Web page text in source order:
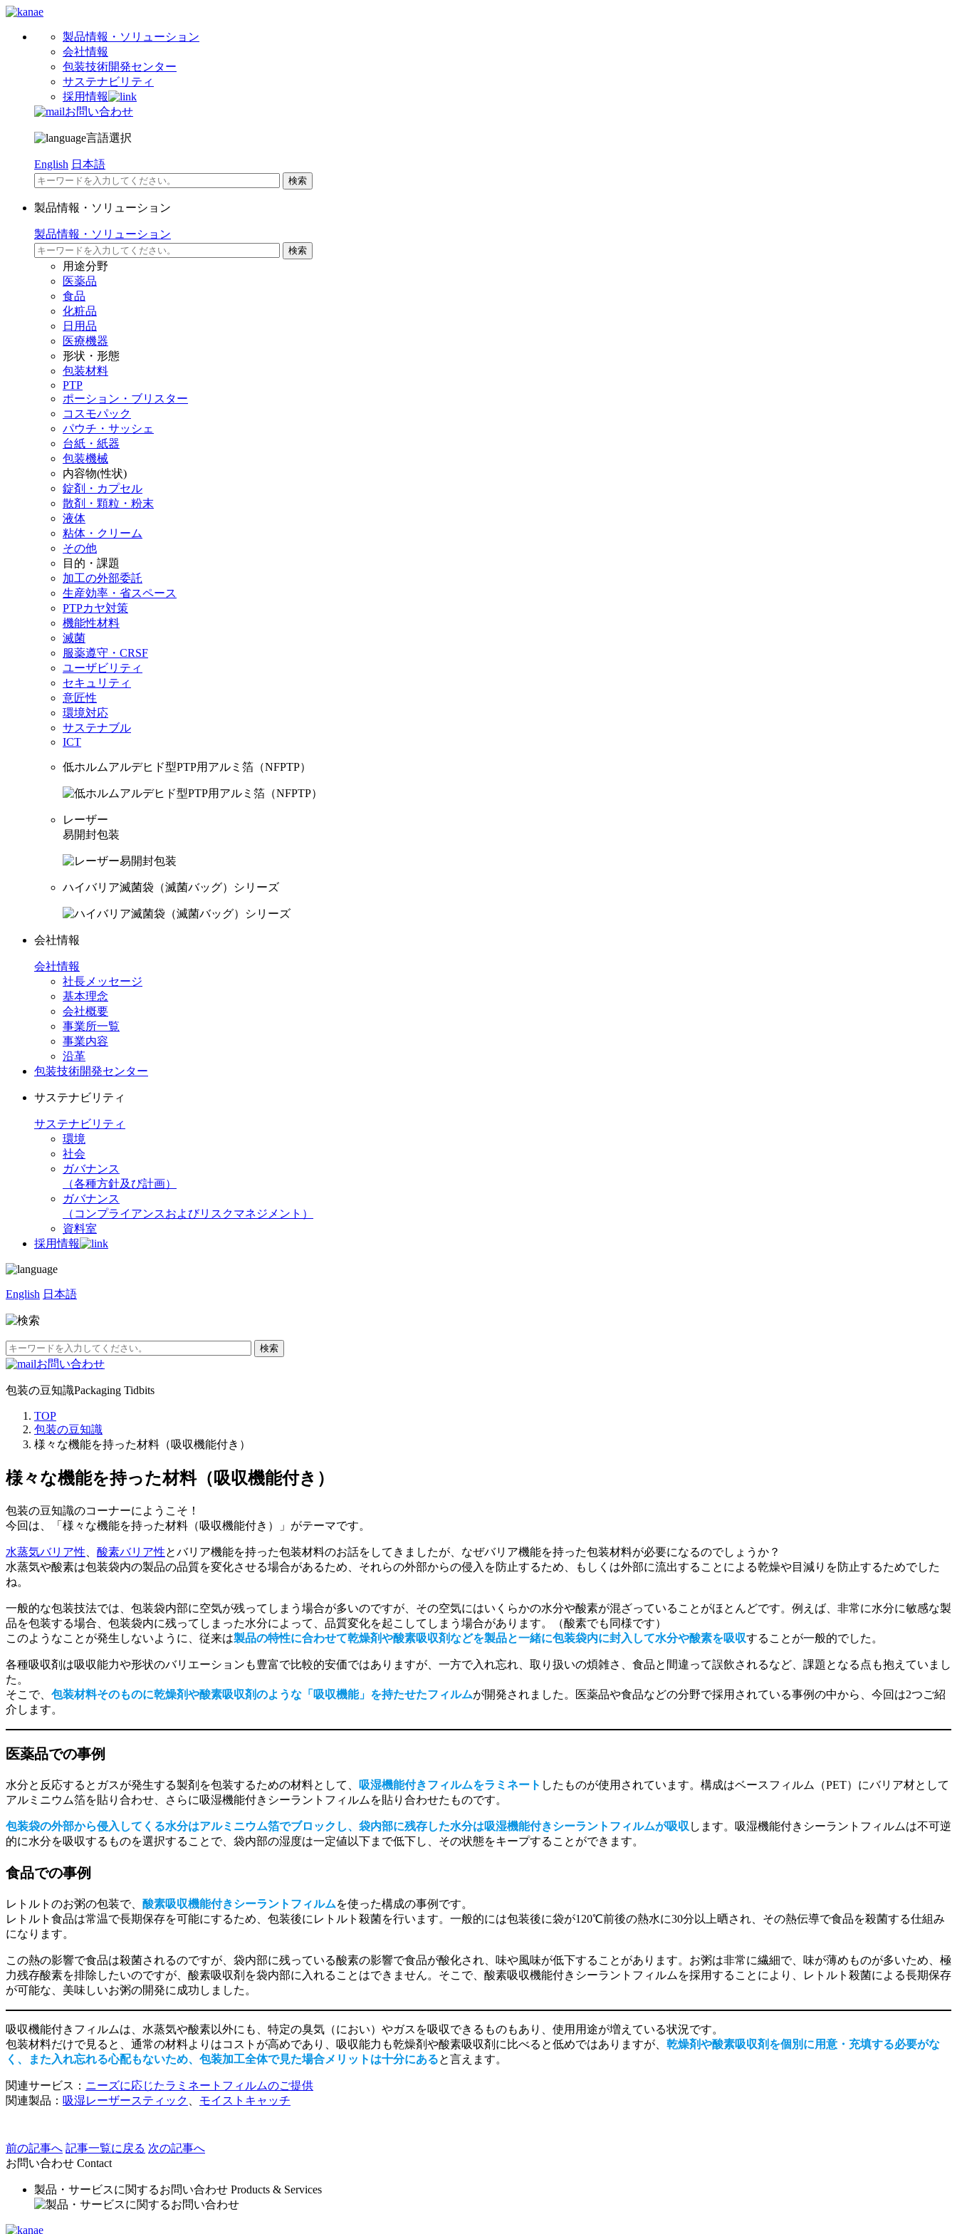
製品情報・ソリューション
会社情報
包装技術開発センター
サステナビリティ
採用情報
お問い合わせ
言語選択
English 日本語
製品情報・ソリューション
製品情報・ソリューション
用途分野
医薬品
食品
化粧品
日用品
医療機器
形状・形態
包装材料
PTP
ポーション・ブリスター
コスモパック
パウチ・サッシェ
台紙・紙器
包装機械
内容物(性状)
錠剤・カプセル
散剤・顆粒・粉末
液体
粘体・クリーム
その他
目的・課題
加工の外部委託
生産効率・省スペース
PTPカヤ対策
機能性材料
滅菌
服薬遵守・CRSF
ユーザビリティ
セキュリティ
意匠性
環境対応
サステナブル
ICT
低ホルムアルデヒド型PTP用アルミ箔（NFPTP）
レーザー
易開封包装
ハイバリア滅菌袋（滅菌バッグ）シリーズ
会社情報
会社情報
社長メッセージ
基本理念
会社概要
事業所一覧
事業内容
沿革
包装技術開発センター
サステナビリティ
サステナビリティ
環境
社会
ガバナンス
（各種方針及び計画）
ガバナンス
（コンプライアンスおよびリスクマネジメント）
資料室
採用情報
English 日本語
お問い合わせ
包装の豆知識Packaging Tidbits
TOP
包装の豆知識
様々な機能を持った材料（吸収機能付き）
様々な機能を持った材料（吸収機能付き）
包装の豆知識のコーナーにようこそ！
今回は、「様々な機能を持った材料（吸収機能付き）」がテーマです。
水蒸気バリア性 酸素バリア性とバリア機能を持った包装材料のお話をしてきましたが、なぜバリア機能を持った包装材料が必要になるのでしょうか？
水蒸気や酸素は包装袋内の製品の品質を変化させる場合があるため、それらの外部からの侵入を防止するため、もしくは外部に流出することによる乾燥や目減りを防止するためでした
ね。
一般的な包装技法では、包装袋内部に空気が残ってしまう場合が多いのですが、その空気にはいくらかの水分や酸素が混ざっていることがほとんどです。例えば、非常に水分に敏感な製
品を包装する場合、包装袋内に残ってしまった水分によって、品質変化を起こしてしまう場合があります。（酸素でも同様です）
このようなことが発生しないように、従来は製品の特性に合わせて乾燥剤や酸素吸収剤などを製品と一緒に包装袋内に封入して水分や酸素を吸収することが一般的でした。
各種吸収剤は吸収能力や形状のバリエーションも豊富で比較的安価ではありますが、一方で入れ忘れ、取り扱いの煩雑さ、食品と間違って誤飲されるなど、課題となる点も抱えていまし
た。
そこで、 包装材料そのものに乾燥剤や酸素吸収剤のような「吸収機能」を持たせたフィルムが開発されました。医薬品や食品などの分野で採用されている事例の中から、今回は2つご紹
介します。
医薬品での事例
水分と反応するとガスが発生する製剤を包装するための材料として、 吸湿機能付きフィルムをラミネート したものが使用されています。構成はベースフィルム（PET）にバリア材として
アルミニウム箔を貼り合わせ、さらに吸湿機能付きシーラントフィルムを貼り合わせたものです。
包装袋の外部から侵入してくる水分はアルミニウム箔でブロックし、袋内部に残存した水分は吸湿機能付きシーラントフィルムが吸収 します。吸湿機能付きシーラントフィルムは不可逆
的に水分を吸収するものを選択することで、袋内部の湿度は一定値以下まで低下し、その状態をキープすることができます。
食品での事例
レトルトのお粥の包装で、 酸素吸収機能付きシーラントフィルムを使った構成の事例です。
レトルト食品は常温で長期保存を可能にするため、包装後にレトルト殺菌を行います。一般的には包装後に袋が120℃前後の熱水に30分以上晒され、その熱伝導で食品を殺菌する仕組み
になります。
この熱の影響で食品は殺菌されるのですが、袋内部に残っている酸素の影響で食品が酸化され、味や風味が低下することがあります。お粥は非常に繊細で、味が薄めものが多いため、極
力残存酸素を排除したいのですが、酸素吸収剤を袋内部に入れることはできません。そこで、酸素吸収機能付きシーラントフィルムを採用することにより、レトルト殺菌による長期保存
が可能な、美味しいお粥の開発に成功しました。
吸収機能付きフィルムは、水蒸気や酸素以外にも、特定の臭気（におい）やガスを吸収できるものもあり、使用用途が増えている状況です。
包装材料だけで見ると、通常の材料よりはコストが高めであり、吸収能力も乾燥剤や酸素吸収剤に比べると低めではありますが、 乾燥剤や酸素吸収剤を個別に用意・充填する必要がな
く、また入れ忘れる心配もないため、包装加工全体で見た場合メリットは十分にあると言えます。
関連サービス： ニーズに応じたラミネートフィルムのご提供
関連製品： 吸湿レーザースティック モイストキャッチ
前の記事へ 記事一覧に戻る 次の記事へ
お問い合わせ Contact
製品・サービスに関するお問い合わせ Products & Services